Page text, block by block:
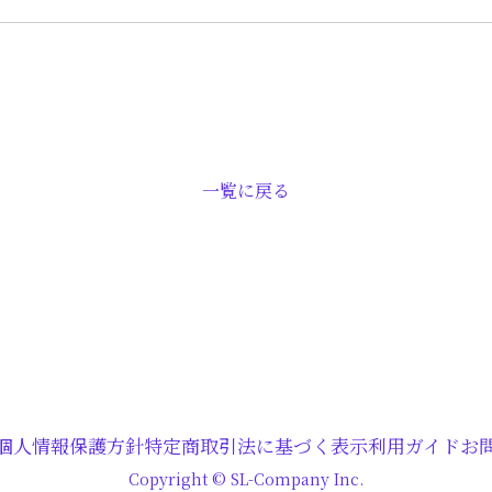
一覧に戻る
人情報保護方針特定商取引法に基づく表示利用ガイドお
Copyright © SL-Company Inc.